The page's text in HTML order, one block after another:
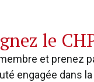
le
et prenez
engagée dans